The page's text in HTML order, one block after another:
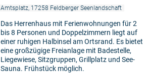
Amtsplatz, 17258 Feldberger Seenlandschaft
Das Herrenhaus mit Ferienwohnungen für 2
bis 8 Personen und Doppelzimmern liegt auf
einer ruhigen Halbinsel am Ortsrand. Es bietet
eine großzügige Freianlage mit Badestelle,
Liegewiese, Sitzgruppen, Grillplatz und See-
Sauna. Frühstück möglich.